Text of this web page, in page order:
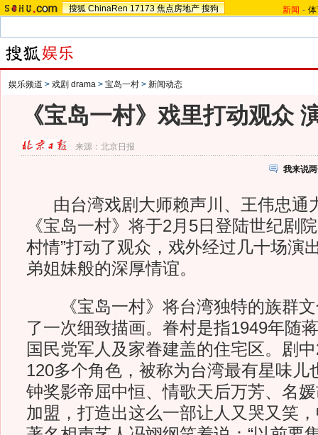
搜狐 ChinaRen 17173 焦点房地产 搜狗 新闻 -
娱乐频道 > 戏剧 drama > 宝岛一村 > 新闻动态
《宝岛一村》戏里打动观众
来源：北京日报
我来说
由台湾戏剧大师赖声川、王伟忠通
《宝岛一村》将于2月5日登陆世纪剧
村情”打动了观众，戏外经过几十场演
弟姐妹般的深厚情谊。
《宝岛一村》将台湾独特的族群
了一次细致描画。眷村是指1949年随
国民党军人及家眷建盖的住宅区。剧
120多个角色，被称为台湾最有星味儿
钟奖影帝屈中恒、情歌天后万芳、名
加盟，打造出这么一部让人又哭又笑